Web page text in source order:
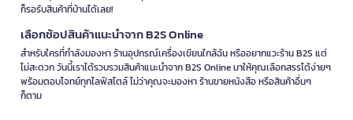
ก็รอรับสินค้าที่บ้านได้เลย!
เลือกช้อปสินค้าแนะนำจาก B2S Online
สำหรับใครที่กำลังมองหา ร้านอุปกรณ์เครื่องเขียนใกล้ฉัน หรืออยากแวะร้าน B2S แต่
ไม่สะดวก วันนี้เราได้รวบรวมสินค้าแนะนำจาก B2S Online มาให้คุณเลือกสรรได้ง่ายๆ
พร้อมตอบโจทย์ทุกไลฟ์สไตล์ ไม่ว่าคุณจะมองหา ร้านขายหนังสือ หรือสินค้าอื่นๆ
ก็ตาม